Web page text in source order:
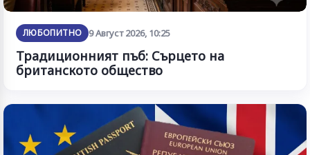
ЛЮБОПИТНО 9 Август 2026, 10:25
Традиционният пъб: Сърцето на
британското общество